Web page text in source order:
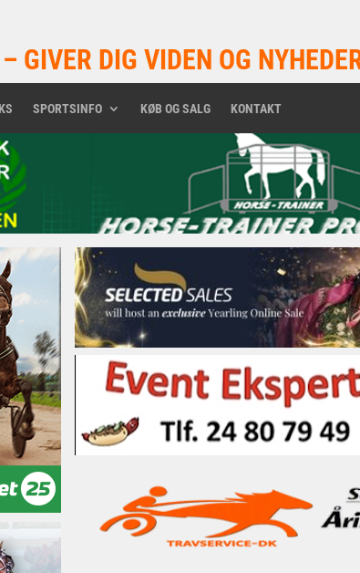
GIVER DIG VIDEN OG
SPORTSINFO KØB OG SALG KONTAKT